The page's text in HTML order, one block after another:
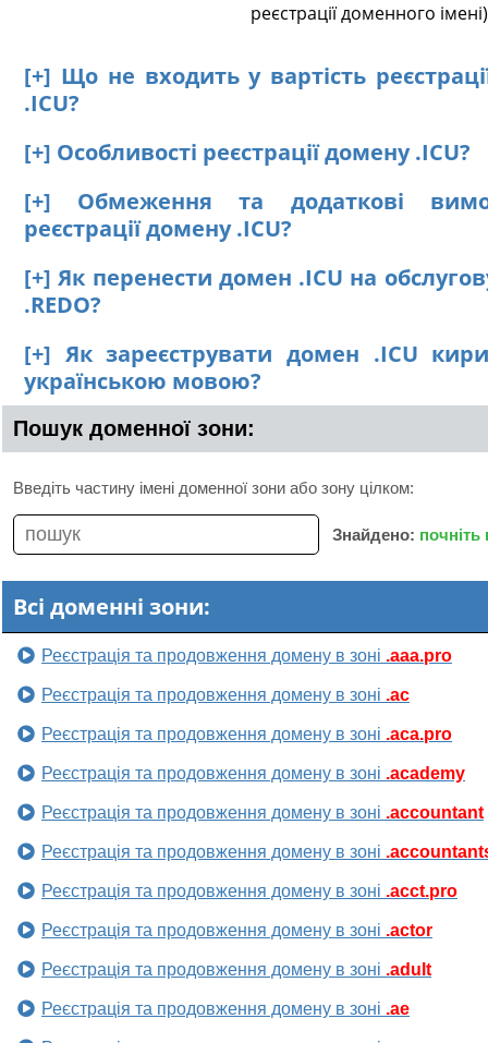
реєстрації доменного
[+] Що не входить у вартість
.ICU?
[+] Особливості реєстрації домену .ICU?
[+] Обмеження та додаткові
реєстрації домену .ICU?
[+] Як перенести домен .ICU на
.REDO?
[+] Як зареєструвати домен .ICU
українською мовою?
Пошук доменної зони:
Введіть частину імені доменної зони або зону цілком:
Знайдено:
Всі доменні зони:
Реєстрація та продовження домену в зоні .aaa.pro
Реєстрація та продовження домену в зоні .ac
Реєстрація та продовження домену в зоні .aca.pro
Реєстрація та продовження домену в зоні .academy
Реєстрація та продовження домену в зоні .accountant
Реєстрація та продовження домену в зоні
Реєстрація та продовження домену в зоні .acct.pro
Реєстрація та продовження домену в зоні .actor
Реєстрація та продовження домену в зоні .adult
Реєстрація та продовження домену в зоні .ae